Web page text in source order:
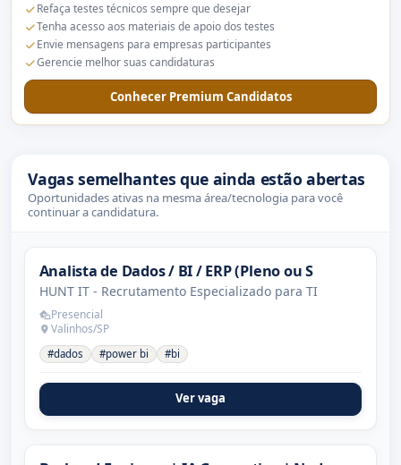
Refaça testes técnicos sempre que desejar
Tenha acesso aos materiais de apoio dos testes
Envie mensagens para empresas participantes
Gerencie melhor suas candidaturas
Conhecer Premium Candidatos
Vagas semelhantes que ainda estão abertas
Oportunidades ativas na mesma área/tecnologia para você
continuar a candidatura.
Analista de Dados / BI / ERP (Pleno ou S
HUNT IT - Recrutamento Especializado para TI
Presencial
Valinhos/SP
#dados #power bi #bi
Ver vaga